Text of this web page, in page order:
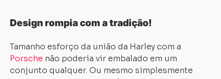
Design rompia com a tradição!
Tamanho esforço da união da Harley com a
Porsche não poderia vir embalado em um
conjunto qualquer. Ou mesmo simplesmente